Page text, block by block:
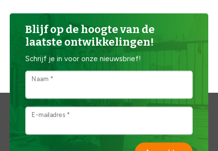
Blijf op de hoogte van de
laatste ontwikkelingen!
Schrijf je in voor onze nieuwsbrief!
Naam *
E-mailadres *